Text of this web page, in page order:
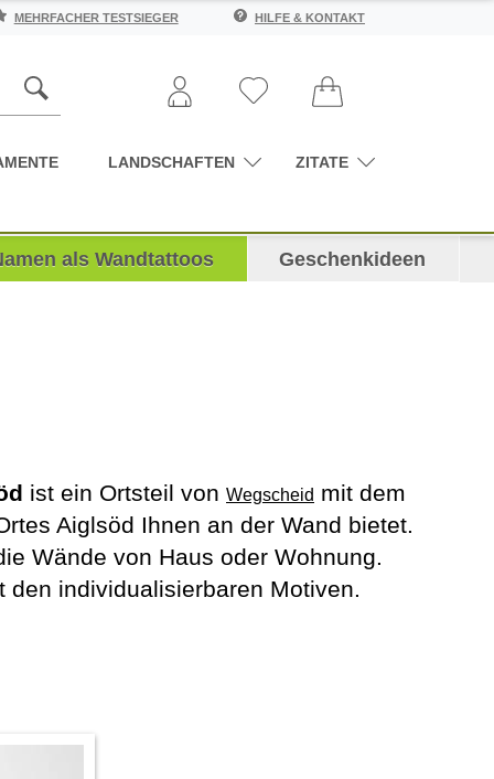
MEHRFACHER TESTSIEGER HILFE & KONTAKT
LANDSCHAFTEN ZITATE
als Wandtattoos Geschenkideen
ist ein Ortsteil von Wegscheid mit dem
Aiglsöd Ihnen an der Wand bietet.
Wände von Haus oder Wohnung.
individualisierbaren Motiven.